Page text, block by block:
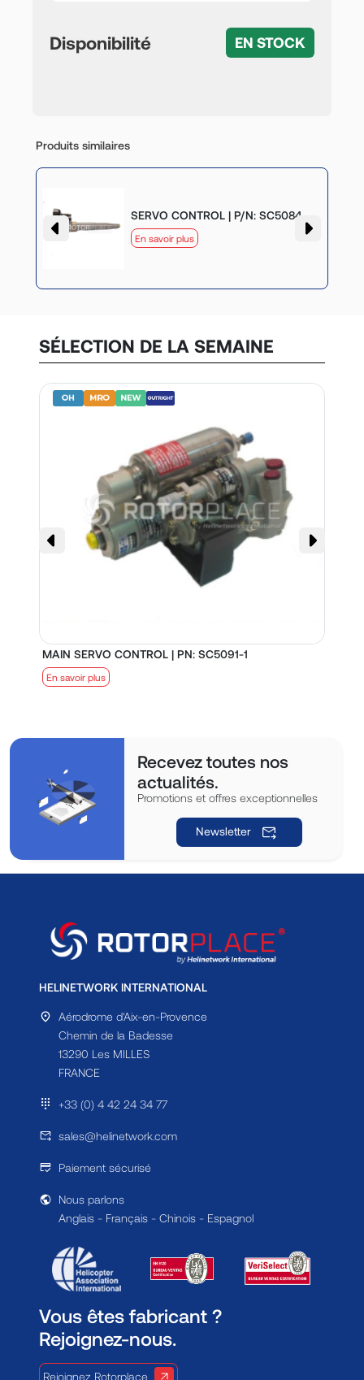
Disponibilité EN STOCK
Produits similaires
SERVO CONTROL | P/N: SC5084
En savoir plus
SÉLECTION DE LA SEMAINE
MAIN SERVO CONTROL | PN: SC5091-1
En savoir plus
Recevez toutes nos
actualités.
Promotions et offres exceptionnelles
Newsletter
HELINETWORK INTERNATIONAL
Aérodrome d'Aix-en-Provence
Chemin de la Badesse
13290 Les MILLES
FRANCE
+33 (0) 4 42 24 34 77
sales@helinetwork.com
Paiement sécurisé
Nous parlons
Anglais - Français - Chinois - Espagnol
Vous êtes fabricant ?
Rejoignez-nous.
Rejoignez Rotorplace